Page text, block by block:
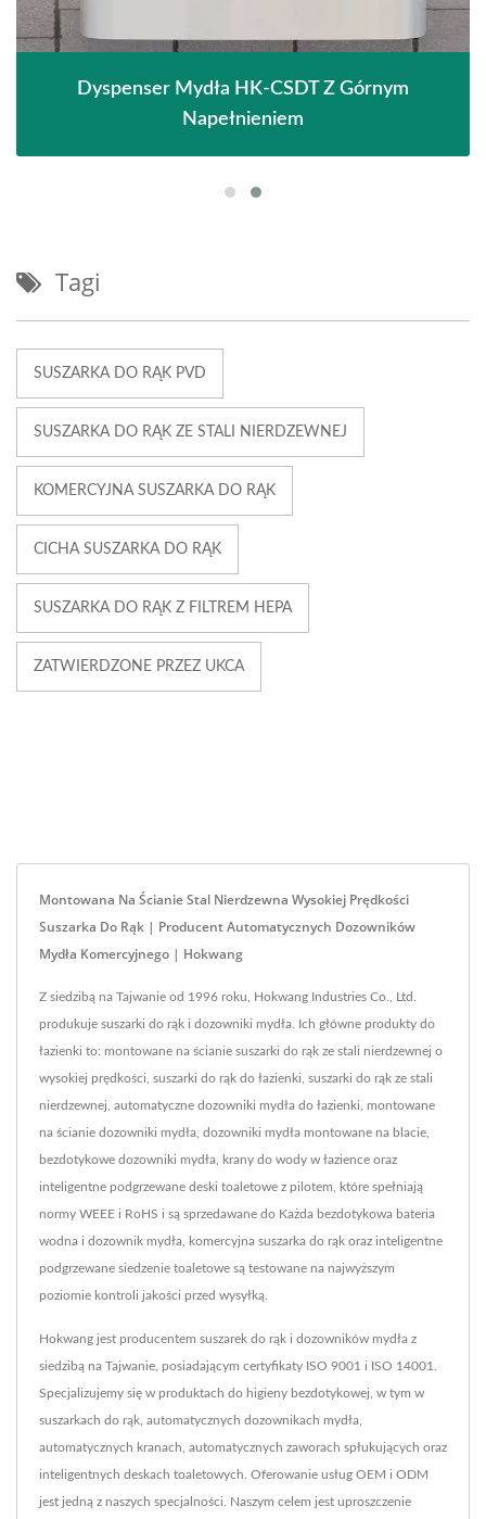
Dyspenser Mydła HK-CSDT Z Górnym
Napełnieniem
Tagi
SUSZARKA DO RĄK PVD
SUSZARKA DO RĄK ZE STALI NIERDZEWNEJ
KOMERCYJNA SUSZARKA DO RĄK
CICHA SUSZARKA DO RĄK
SUSZARKA DO RĄK Z FILTREM HEPA
ZATWIERDZONE PRZEZ UKCA
Montowana Na Ścianie Stal Nierdzewna Wysokiej Prędkości
Suszarka Do Rąk | Producent Automatycznych Dozowników
Mydła Komercyjnego | Hokwang
Z siedzibą na Tajwanie od 1996 roku, Hokwang Industries Co., Ltd.
produkuje suszarki do rąk i dozowniki mydła. Ich główne produkty do
łazienki to: montowane na ścianie suszarki do rąk ze stali nierdzewnej o
wysokiej prędkości, suszarki do rąk do łazienki, suszarki do rąk ze stali
nierdzewnej, automatyczne dozowniki mydła do łazienki, montowane
na ścianie dozowniki mydła, dozowniki mydła montowane na blacie,
bezdotykowe dozowniki mydła, krany do wody w łazience oraz
inteligentne podgrzewane deski toaletowe z pilotem, które spełniają
normy WEEE i RoHS i są sprzedawane do Każda bezdotykowa bateria
wodna i dozownik mydła, komercyjna suszarka do rąk oraz inteligentne
podgrzewane siedzenie toaletowe są testowane na najwyższym
poziomie kontroli jakości przed wysyłką.
Hokwang jest producentem suszarek do rąk i dozowników mydła z
siedzibą na Tajwanie, posiadającym certyfikaty ISO 9001 i ISO 14001.
Specjalizujemy się w produktach do higieny bezdotykowej, w tym w
suszarkach do rąk, automatycznych dozownikach mydła,
automatycznych kranach, automatycznych zaworach spłukujących oraz
inteligentnych deskach toaletowych. Oferowanie usług OEM i ODM
jest jedną z naszych specjalności. Naszym celem jest uproszczenie